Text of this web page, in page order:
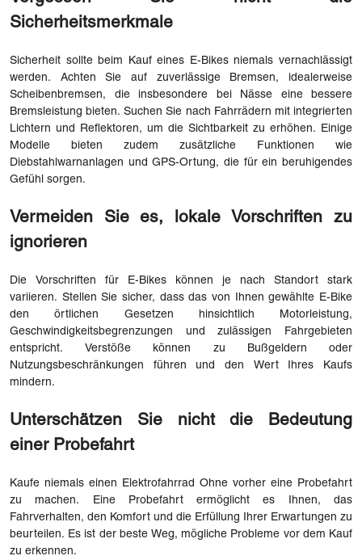
Sicherheitsmerkmale
Sicherheit sollte beim Kauf eines E-Bikes niemals vernachlässigt
werden. Achten Sie auf zuverlässige Bremsen, idealerweise
Scheibenbremsen, die insbesondere bei Nässe eine bessere
Bremsleistung bieten. Suchen Sie nach Fahrrädern mit integrierten
Lichtern und Reflektoren, um die Sichtbarkeit zu erhöhen. Einige
Modelle bieten zudem zusätzliche Funktionen wie
Diebstahlwarnanlagen und GPS-Ortung, die für ein beruhigendes
Gefühl sorgen.
Vermeiden Sie es, lokale Vorschriften zu
ignorieren
Die Vorschriften für E-Bikes können je nach Standort stark
variieren. Stellen Sie sicher, dass das von Ihnen gewählte E-Bike
den örtlichen Gesetzen hinsichtlich Motorleistung,
Geschwindigkeitsbegrenzungen und zulässigen Fahrgebieten
entspricht. Verstöße können zu Bußgeldern oder
Nutzungsbeschränkungen führen und den Wert Ihres Kaufs
mindern.
Unterschätzen Sie nicht die Bedeutung
einer Probefahrt
Kaufe niemals einen Elektrofahrrad Ohne vorher eine Probefahrt
zu machen. Eine Probefahrt ermöglicht es Ihnen, das
Fahrverhalten, den Komfort und die Erfüllung Ihrer Erwartungen zu
beurteilen. Es ist der beste Weg, mögliche Probleme vor dem Kauf
zu erkennen.